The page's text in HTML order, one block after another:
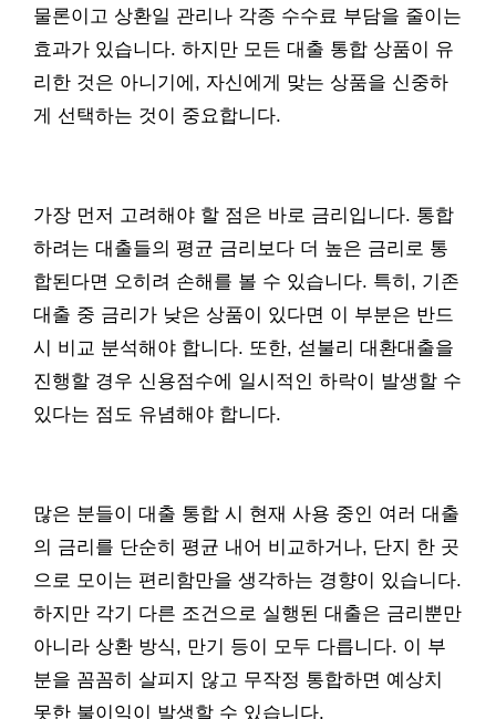
물론이고 상환일 관리나 각종 수수료 부담을 줄이는
효과가 있습니다. 하지만 모든 대출 통합 상품이 유
리한 것은 아니기에, 자신에게 맞는 상품을 신중하
게 선택하는 것이 중요합니다.
가장 먼저 고려해야 할 점은 바로 금리입니다. 통합
하려는 대출들의 평균 금리보다 더 높은 금리로 통
합된다면 오히려 손해를 볼 수 있습니다. 특히, 기존
대출 중 금리가 낮은 상품이 있다면 이 부분은 반드
시 비교 분석해야 합니다. 또한, 섣불리 대환대출을
진행할 경우 신용점수에 일시적인 하락이 발생할 수
있다는 점도 유념해야 합니다.
많은 분들이 대출 통합 시 현재 사용 중인 여러 대출
의 금리를 단순히 평균 내어 비교하거나, 단지 한 곳
으로 모이는 편리함만을 생각하는 경향이 있습니다.
하지만 각기 다른 조건으로 실행된 대출은 금리뿐만
아니라 상환 방식, 만기 등이 모두 다릅니다. 이 부
분을 꼼꼼히 살피지 않고 무작정 통합하면 예상치
못한 불이익이 발생할 수 있습니다.